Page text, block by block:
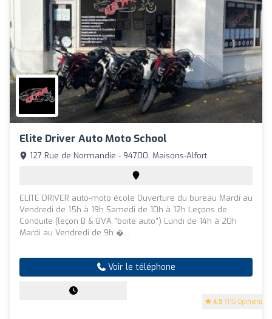
Elite Driver Auto Moto School
4.9 (115 Opinions)
127 Rue de Normandie - 94700, Maisons-Alfort
ELITE DRIVER auto-moto école Ouverture du bureau Mardi au
Vendredi de 15h à 19h Samedi de 10h à 12h Leçons de
Conduite (leçon B & BVA "boite auto") Lundi de 14h à 20h
Mardi au Vendredi de 9h �...
Voir le téléphone